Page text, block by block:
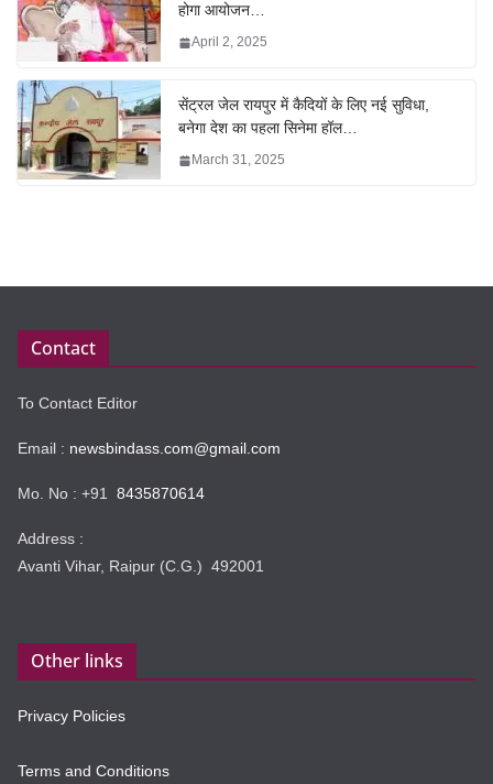
होगा आयोजन…
April 2, 2025
सेंट्रल जेल रायपुर में कैदियों के लिए नई सुविधा,
बनेगा देश का पहला सिनेमा हॉल…
March 31, 2025
Contact
To Contact Editor
Email : newsbindass.com@gmail.com
Mo. No : +91 8435870614
Address :
Avanti Vihar, Raipur (C.G.) 492001
Other links
Privacy Policies
Terms and Conditions